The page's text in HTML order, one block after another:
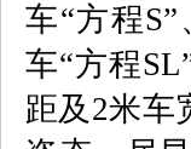
车“方程S”
车“方程SL
距及 2米车